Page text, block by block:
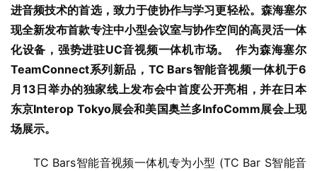
进音频技术的首选，致力于使协作与学习更轻松。森海塞尔
现全新发布首款专注中小型会议室与协作空间的高灵活一体
化设备，强势进驻UC音视频一体机市场。  作为森海塞尔
TeamConnect系列新品，TC Bars智能音视频一体机于6
月13日举办的独家线上发布会中首度公开亮相，并在日本
东京Interop Tokyo展会和美国奥兰多InfoComm展会上现
场展示。
TC Bars智能音视频一体机专为小型 (TC Bar S智能音